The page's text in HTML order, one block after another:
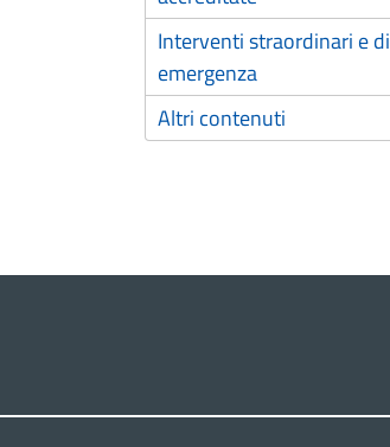
Interventi straordinari e di
emergenza
Altri contenuti